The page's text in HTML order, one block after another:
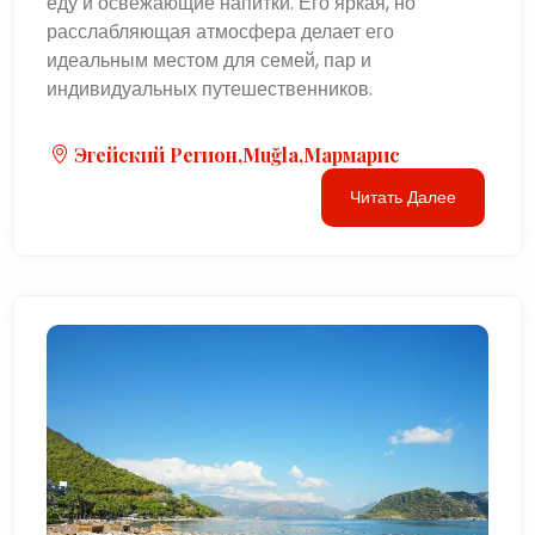
расслабляющая атмосфера делает его
идеальным местом для семей, пар и
индивидуальных путешественников.
Эгейский Регион,Muğla,Мармарис
Читать Далее